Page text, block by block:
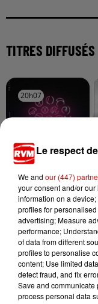
TITRES DIFFUSÉS
20h07
20h07
COLDPLAY
My Universe
Le respect
We and our (447)
your consent and/or
information on a
profiles for
advertising; Measure
performance;
of data from different
profiles to personalise
content; Use limited
detect fraud, and fix
Save and
process personal data